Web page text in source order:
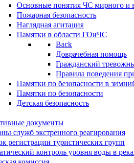
Основные понятия ЧС мирного и
Пожарная безопасность
Наглядная агитация
Памятки в области ГОиЧС
Back
Доврачебная помощь
Гражданский
Правила поведения
Памятки по безопасности в
Памятки по безопасности
Детская безопасность
документы
служб экстренного реагирования
регистрации туристических групп
контроль уровня воды в